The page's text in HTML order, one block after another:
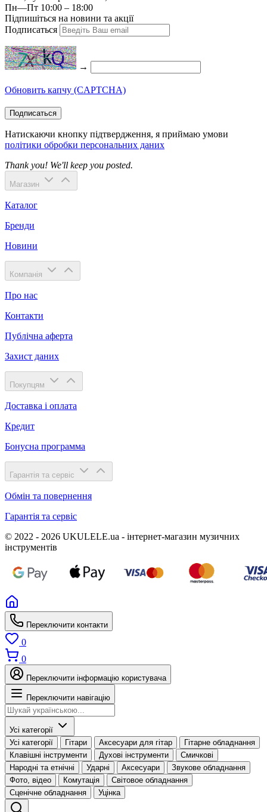
Пн—Пт 10:00 – 18:00
Підпишіться на новини та акції
Подписаться
→
Обновить капчу (CAPTCHA)
Подписаться
Натискаючи кнопку підтвердження, я приймаю умови
політики обробки персональних даних
Thank you! We'll keep you posted.
Магазин
Каталог
Бренди
Новини
Компанія
Про нас
Контакти
Публічна аферта
Захист даних
Покупцям
Доставка і оплата
Кредит
Бонусна программа
Гарантія та сервіс
Обмін та повернення
Гарантія та сервіс
© 2022 - 2026 UKULELE.ua - інтернет-магазин музичних
інструментів
Переключити контакти
0
0
Переключити інформацію користувача
Переключити навігацію
Усі категорії
Усі категорії
Гітари Аксесуари для гітар
Гітарне обладнання
Клавішні інструменти
Духові інструменти
Смичкові
Народні та етнічні
Ударні Аксесуари
Звукове обладнання
Фото, відео
Комутація
Світовое обладнання
Сценічне обладнання
Уцінка